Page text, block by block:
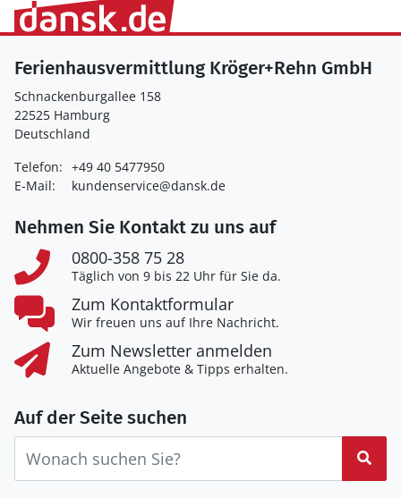
Ferienhausvermittlung Kröger+Rehn GmbH
Schnackenburgallee 158
22525 Hamburg
Deutschland
Telefon: +49 40 5477950
E-Mail:
kundenservice@dansk.de
Nehmen Sie Kontakt zu uns auf
0800-358 75 28
Täglich von 9 bis 22 Uhr für Sie da.
Zum Kontaktformular
Wir freuen uns auf Ihre Nachricht.
Zum Newsletter anmelden
Aktuelle Angebote & Tipps erhalten.
Auf der Seite suchen